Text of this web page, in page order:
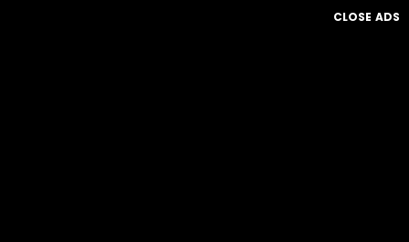
CLOSE ADS